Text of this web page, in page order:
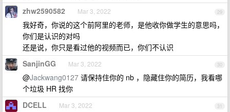
29
zhw2590582 Mar 3, 2022
我好奇，你说的这个前阿里的老师，是他收你做学生的意思吗，
你们是认识的对吗
还是说，你只是看过他的视频而已，你们不认识
30
SanjinGG Mar 3, 2022
@Jackwang0127 请保持住你的 nb ，隐藏住你的简历，我看哪
个垃圾 HR 找你
31
DCELL Mar 3, 2022